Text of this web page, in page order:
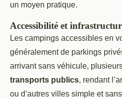
un moyen pratique.
Accessibilité et
Les campings accessibles en
généralement de parkings
arrivant sans véhicule,
transports publics, rendant
ou d’autres villes simple et